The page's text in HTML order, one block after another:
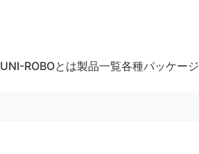
UNI-ROBOとは製品一覧各種パッケージ